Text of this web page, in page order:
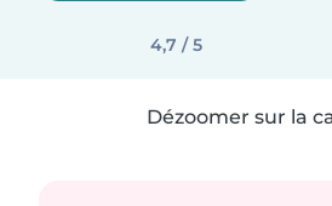
4,7 / 5
Dézoomer sur la